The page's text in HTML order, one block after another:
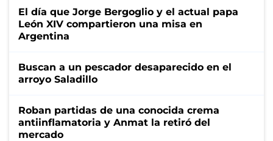
El día que Jorge Bergoglio y el actual papa
León XIV compartieron una misa en
Argentina
Buscan a un pescador desaparecido en el
arroyo Saladillo
Roban partidas de una conocida crema
antiinflamatoria y Anmat la retiró del
mercado